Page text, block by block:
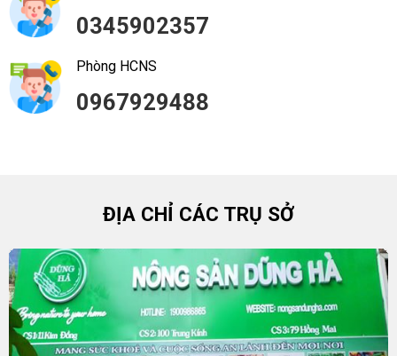
0345902357
Phòng HCNS
0967929488
ĐỊA CHỈ CÁC TRỤ SỞ